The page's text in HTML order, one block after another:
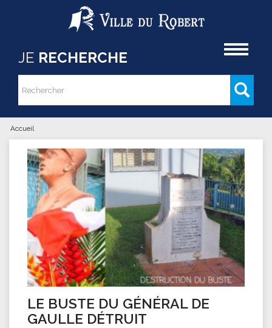
Aller au contenu principal
JE RECHERCHE
Formulaire de recherche
Rechercher
Vous êtes ici
Accueil
LE BUSTE DU GÉNÉRAL DE
GAULLE DÉTRUIT